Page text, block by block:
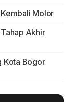
Molor
Akhir
Kota Bogor